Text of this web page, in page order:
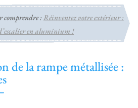
comprendre : Réinventez votre extérieur :
en aluminium !
de la rampe métallisée :